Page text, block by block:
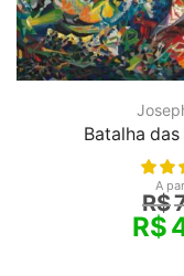
Batalha das
A
R$
R$